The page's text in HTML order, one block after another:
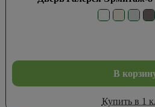
В
Купить в 1